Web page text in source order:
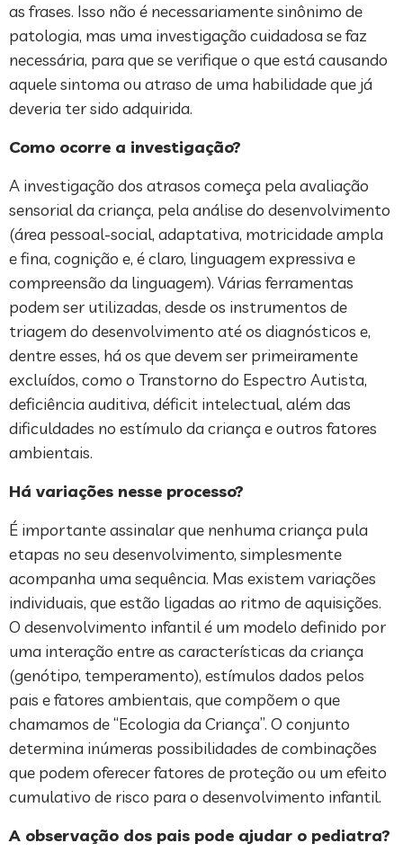
as frases. Isso não é necessariamente sinônimo de
patologia, mas uma investigação cuidadosa se faz
necessária, para que se verifique o que está causando
aquele sintoma ou atraso de uma habilidade que já
deveria ter sido adquirida.
Como ocorre a investigação?
A investigação dos atrasos começa pela avaliação
sensorial da criança, pela análise do desenvolvimento
(área pessoal-social, adaptativa, motricidade ampla
e fina, cognição e, é claro, linguagem expressiva e
compreensão da linguagem). Várias ferramentas
podem ser utilizadas, desde os instrumentos de
triagem do desenvolvimento até os diagnósticos e,
dentre esses, há os que devem ser primeiramente
excluídos, como o Transtorno do Espectro Autista,
deficiência auditiva, déficit intelectual, além das
dificuldades no estímulo da criança e outros fatores
ambientais.
Há variações nesse processo?
É importante assinalar que nenhuma criança pula
etapas no seu desenvolvimento, simplesmente
acompanha uma sequência. Mas existem variações
individuais, que estão ligadas ao ritmo de aquisições.
O desenvolvimento infantil é um modelo definido por
uma interação entre as características da criança
(genótipo, temperamento), estímulos dados pelos
pais e fatores ambientais, que compõem o que
chamamos de “Ecologia da Criança”. O conjunto
determina inúmeras possibilidades de combinações
que podem oferecer fatores de proteção ou um efeito
cumulativo de risco para o desenvolvimento infantil.
A observação dos pais pode ajudar o pediatra?